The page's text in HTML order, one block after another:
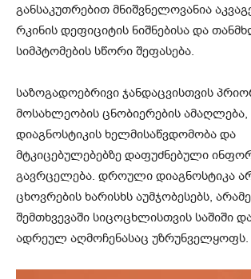
განსაკუთრებით მნიშვნელოვანია
რკინის დეფიციტის ნიშნებისა და
სიმპტომების სწორი შეფასება.
საზოგადოებრივი ჯანდაცვისთვის
მოსახლეობის ცნობიერების
დიაგნოსტიკის ხელმისაწვდომობა და
მტკიცებულებებზე დაფუძნებული
გავრცელება. დროული დიაგნოსტიკა
ცხოვრების ხარისხს აუმჯობესებს,
შემთხვევაში სიცოცხლისთვის საშიში
ადრეულ აღმოჩენასაც უზრუნველყოფს.